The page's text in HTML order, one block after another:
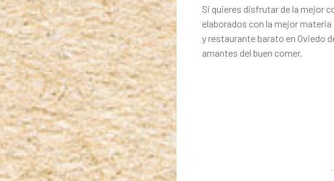
Si quieres disfrutar de la mejor
elaborados con la mejor
y restaurante barato en Oviedo
amantes del buen comer.